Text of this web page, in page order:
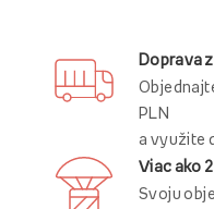
Doprava
PLN
a využite
Viac ako
Svoju